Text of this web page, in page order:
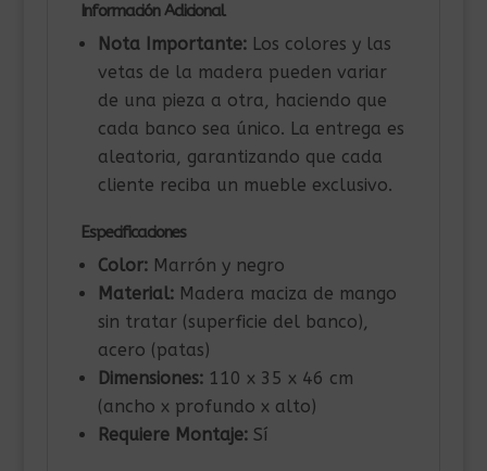
Información Adicional
Nota Importante:Los colores y las
vetas de la madera pueden variar
de una pieza a otra, haciendo que
cada banco sea único. La entrega es
aleatoria, garantizando que cada
cliente reciba un mueble exclusivo.
Especificaciones
Color:Marrón y negro
Material:Madera maciza de mango
sin tratar (superficie del banco),
acero (patas)
Dimensiones:110 x 35 x 46 cm
(ancho x profundo x alto)
Requiere Montaje:Sí